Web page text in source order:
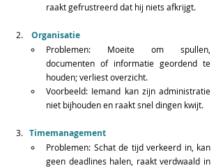
raakt gefrustreerd dat hij niets afkrijgt.
Organisatie
Problemen: Moeite om spullen,
documenten of informatie geordend te
houden; verliest overzicht.
Voorbeeld: Iemand kan zijn administratie
niet bijhouden en raakt snel dingen kwijt.
Timemanagement
Problemen: Schat de tijd verkeerd in, kan
geen deadlines halen, raakt verdwaald in